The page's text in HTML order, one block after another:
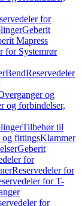
for
Geberit
Mapress
for Systemrør
BendReservedeler
og
og forbindelser,
Tilbehør til
og fittingsKlammer
Geberit
for
Reservedeler for
for T-
for